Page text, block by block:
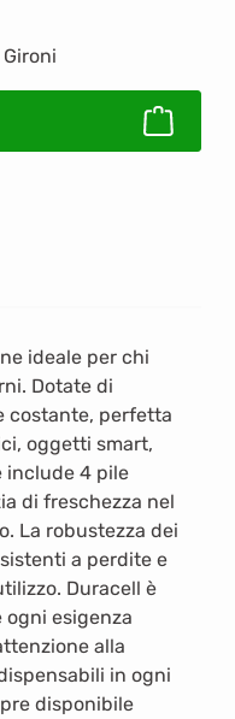
desiderata o
ideale per chi
Dotate di
costante, perfetta
oggetti smart,
include 4 pile
di freschezza nel
La robustezza dei
a perdite e
Duracell è
esigenza
alla
in ogni
disponibile